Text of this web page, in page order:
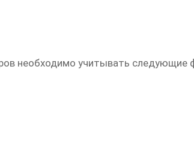
необходимо учитывать следующие